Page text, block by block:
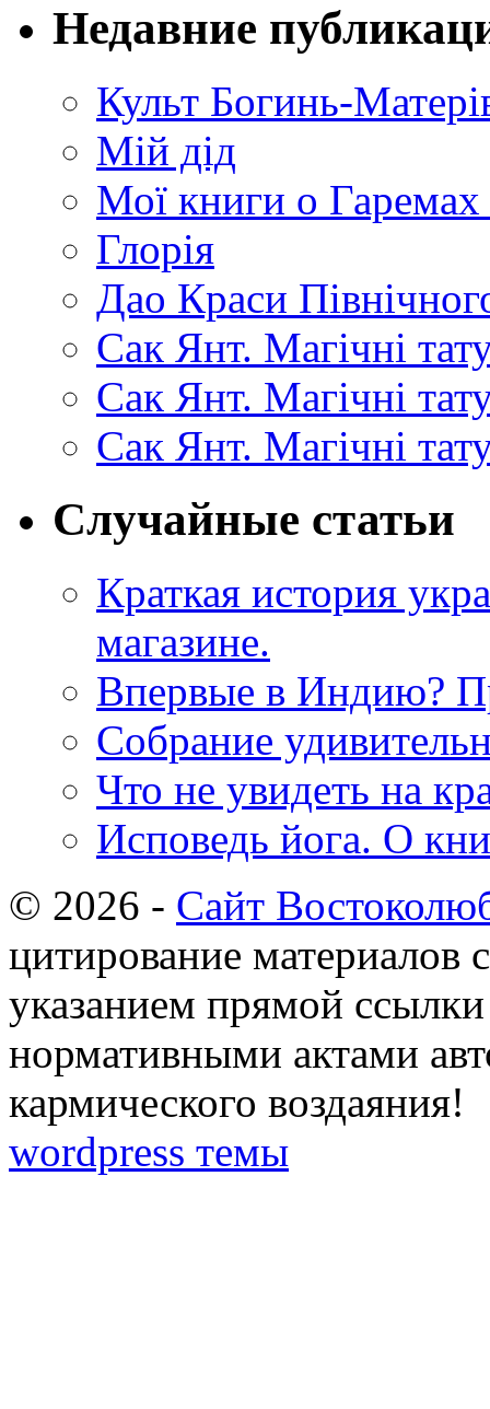
Недавние
Культ Богинь-
Мій дід
Мої книги о
Глорія
Дао Краси
Сак Янт. Магічні
Сак Янт. Магічні
Сак Янт. Магічні
Случайные статьи
Краткая история
магазине.
Впервые в Индию?
Собрание
Что не увидеть на
Исповедь йога. О
© 2026 - Сайт
цитирование материалов
указанием прямой
нормативными актами
кармического воздаяния!
wordpress темы